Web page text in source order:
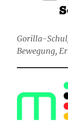
Gorilla-
Bewegung,